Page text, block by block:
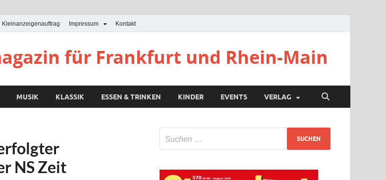
Kleinanzeigenauftrag Impressum Kontakt
für Frankfurt und Rhein-Main
MUSIK KLASSIK ESSEN & TRINKEN KINDER EVENTS VERLAG
NS Zeit